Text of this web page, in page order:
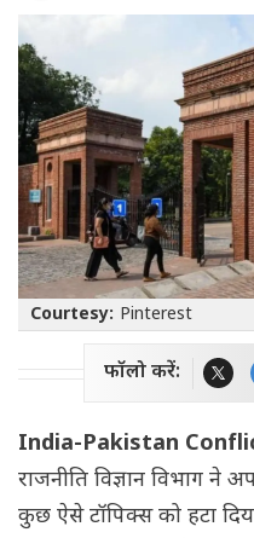
Courtesy: Pinterest
फॉलो करें:
India-Pakistan
राजनीति विज्ञान विभाग ने
कुछ ऐसे टॉपिक्स को हटा